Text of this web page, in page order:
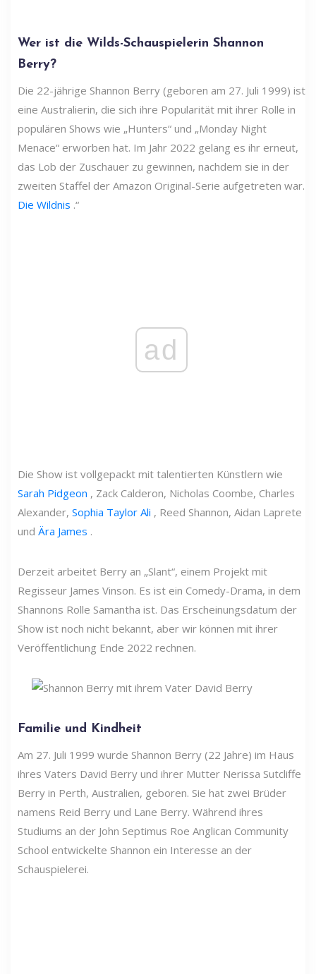
Wer ist die Wilds-Schauspielerin Shannon
Berry?
Die 22-jährige Shannon Berry (geboren am 27. Juli 1999) ist
eine Australierin, die sich ihre Popularität mit ihrer Rolle in
populären Shows wie „Hunters“ und „Monday Night
Menace“ erworben hat. Im Jahr 2022 gelang es ihr erneut,
das Lob der Zuschauer zu gewinnen, nachdem sie in der
zweiten Staffel der Amazon Original-Serie aufgetreten war.
Die Wildnis .“
ad
Die Show ist vollgepackt mit talentierten Künstlern wie
Sarah Pidgeon , Zack Calderon, Nicholas Coombe, Charles
Alexander, Sophia Taylor Ali , Reed Shannon, Aidan Laprete
und Ära James .
Derzeit arbeitet Berry an „Slant“, einem Projekt mit
Regisseur James Vinson. Es ist ein Comedy-Drama, in dem
Shannons Rolle Samantha ist. Das Erscheinungsdatum der
Show ist noch nicht bekannt, aber wir können mit ihrer
Veröffentlichung Ende 2022 rechnen.
Familie und Kindheit
Am 27. Juli 1999 wurde Shannon Berry (22 Jahre) im Haus
ihres Vaters David Berry und ihrer Mutter Nerissa Sutcliffe
Berry in Perth, Australien, geboren. Sie hat zwei Brüder
namens Reid Berry und Lane Berry. Während ihres
Studiums an der John Septimus Roe Anglican Community
School entwickelte Shannon ein Interesse an der
Schauspielerei.